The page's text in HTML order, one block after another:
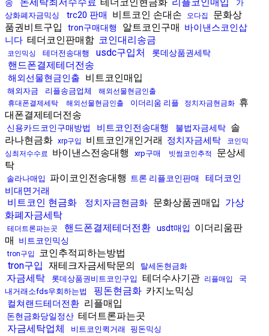
송
돈세탁최저수수료 테더코인현금화 리플코인매입
가
상화폐자금믹싱
trc20 판매 비트코인 손대손 오다집
문화상
품권비트구입
tron구매대행 알트코인구매
바이낸스코인삽
니다 테더코인판매함 코인대리송금
코인믹싱 테더전송대행 usdc구입처 롯데상품권세탁
핸드폰결제테더전송
해외선물현금인출 비트코인매입
해외자금 리플송금업체
해외선물현금인출
휴대폰결제세탁
해외선물현금인출 이더리움 리플 정치자금현금화 휴
대폰결제테더전송
신용카드코인구매방법 비트코인전송대행 불법자금세탁 솔
라나현금화 xrp구입 비트코인개인거래 정치자금세탁
코인믹
싱최저수수료
바이낸스전송대행 xrp구매 빗썸코인추적
문상세
탁
솔라나매입 파이코인전송대행 트론 리플코인판매
테더코인
비대면거래
비트코인 현금화 정치자금현금화 문화상품권매입 가상
화폐자금세탁
테더트론파는곳 핸드폰결제테더전환 usdt매입
이더리움판
매
비트코인믹싱
tron구입
코인추적피하는방법
tron구입 재테크자금세탁문의 탈세돈현금화
자금세탁 롯데상품권비트코인구입 테더수사기관 리플매입
국
내거래소fds우회하는법
핑돈현금화 카지노믹싱
컬쳐랜드테더전환 리플매입
돈현금화당일정산 테더트론파는곳
자금세탁업체
비트코인퀵거래
핑돈믹싱